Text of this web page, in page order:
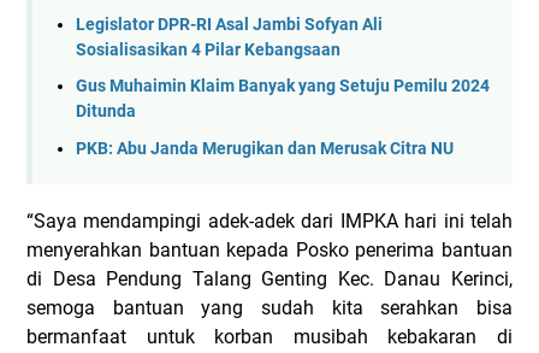
Legislator DPR-RI Asal Jambi Sofyan Ali
Sosialisasikan 4 Pilar Kebangsaan
Gus Muhaimin Klaim Banyak yang Setuju Pemilu 2024
Ditunda
PKB: Abu Janda Merugikan dan Merusak Citra NU
“Saya mendampingi adek-adek dari IMPKA hari ini telah
menyerahkan bantuan kepada Posko penerima bantuan
di Desa Pendung Talang Genting Kec. Danau Kerinci,
semoga bantuan yang sudah kita serahkan bisa
bermanfaat untuk korban musibah kebakaran di